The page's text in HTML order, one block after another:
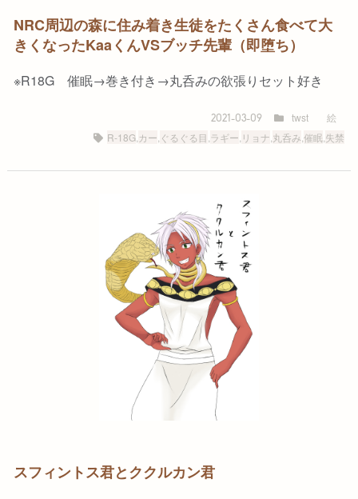
NRC周辺の森に住み着き生徒をたくさん食べて大
きくなったKaaくんVSブッチ先輩（即堕ち）
※R18G 催眠→巻き付き→丸呑みの欲張りセット好き
2021-03-09 twst
絵
R-18G カー ぐるぐる目 ラギー リョナ 丸呑み ,催眠 失禁
スフィントス君とククルカン君